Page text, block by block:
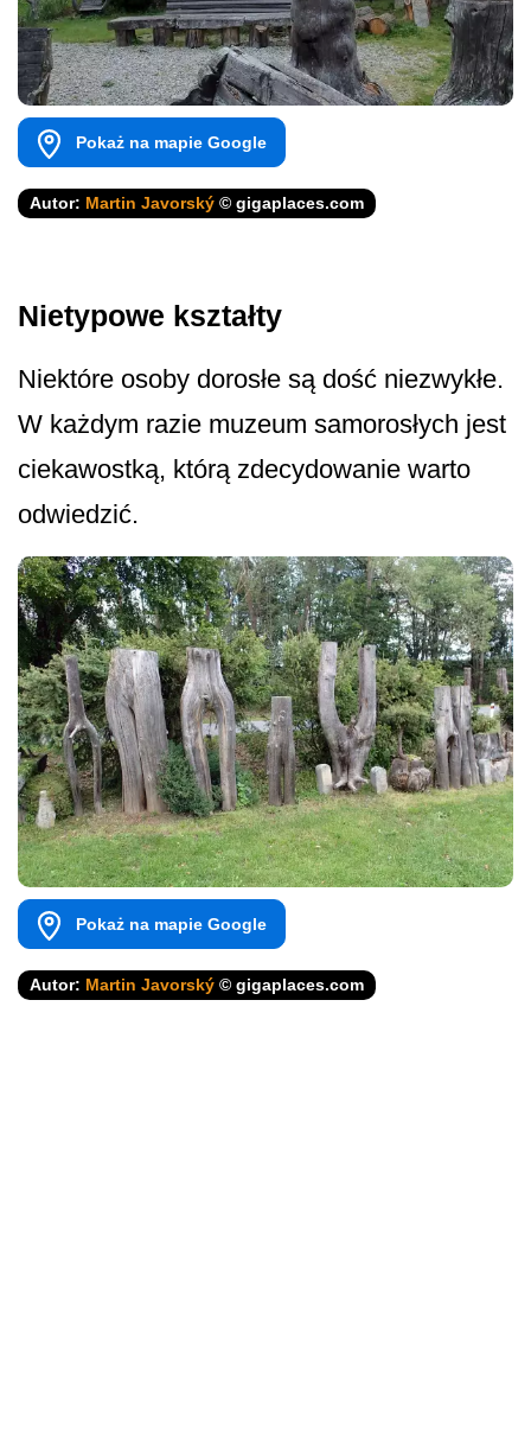
Pokaż na mapie Google
Autor: Martin Javorský © gigaplaces.com
Nietypowe kształty
Niektóre osoby dorosłe są dość niezwykłe.
W każdym razie muzeum samorosłych jest
ciekawostką, którą zdecydowanie warto
odwiedzić.
Pokaż na mapie Google
Autor: Martin Javorský © gigaplaces.com